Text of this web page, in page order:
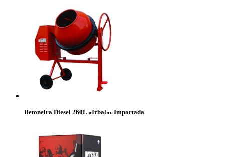
Betoneira Diesel 260L «Irbal»»Importada